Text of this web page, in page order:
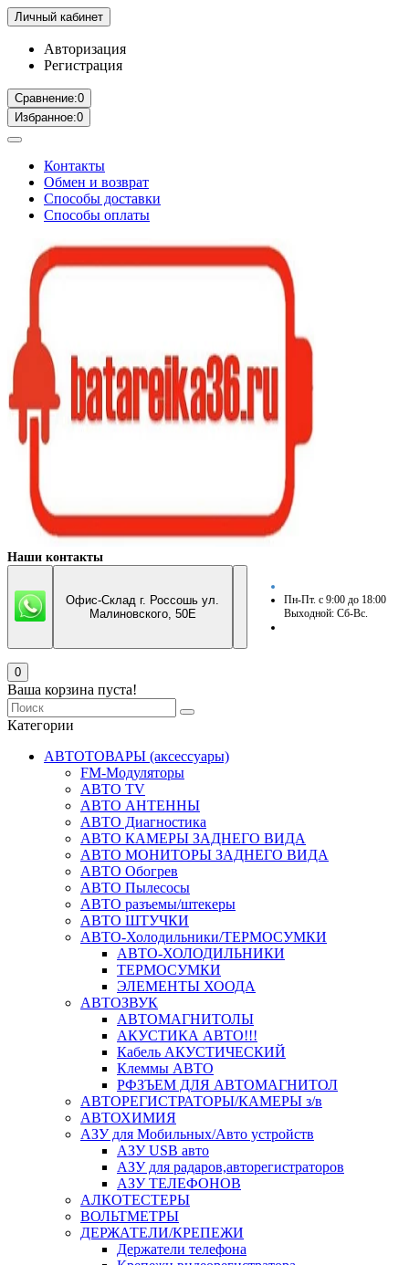
Личный кабинет
Авторизация
Регистрация
Сравнение:0
Избранное:0
Контакты
Обмен и возврат
Способы доставки
Способы оплаты
Наши контакты
Офис-Склад г. Россошь ул.
Малиновского, 50Е
Пн-Пт. с 9:00 до 18:00
Выходной: Сб-Вс.
0
Ваша корзина пуста!
Категории
АВТОТОВАРЫ (аксессуары)
FM-Модуляторы
АВТО TV
АВТО АНТЕННЫ
АВТО Диагностика
АВТО КАМЕРЫ ЗАДНЕГО ВИДА
АВТО МОНИТОРЫ ЗАДНЕГО ВИДА
АВТО Обогрев
АВТО Пылесосы
АВТО разъемы/штекеры
АВТО ШТУЧКИ
АВТО-Холодильники/ТЕРМОСУМКИ
АВТО-ХОЛОДИЛЬНИКИ
ТЕРМОСУМКИ
ЭЛЕМЕНТЫ ХООДА
АВТОЗВУК
АВТОМАГНИТОЛЫ
АКУСТИКА АВТО!!!
Кабель АКУСТИЧЕСКИЙ
Клеммы АВТО
РФЗЪЕМ ДЛЯ АВТОМАГНИТОЛ
АВТОРЕГИСТРАТОРЫ/КАМЕРЫ з/в
АВТОХИМИЯ
АЗУ для Мобильных/Авто устройств
АЗУ USB авто
АЗУ для радаров,авторегистраторов
АЗУ ТЕЛЕФОНОВ
АЛКОТЕСТЕРЫ
ВОЛЬТМЕТРЫ
ДЕРЖАТЕЛИ/КРЕПЕЖИ
Держатели телефона